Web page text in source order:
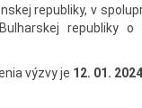
republiky, v
republiky o
výzvy je 12. 01. 2024